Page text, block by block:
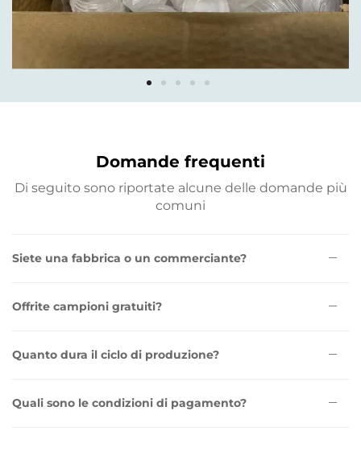
Domande frequenti
Di seguito sono riportate alcune delle domande più
comuni
Siete una fabbrica o un commerciante?
Offrite campioni gratuiti?
Quanto dura il ciclo di produzione?
Quali sono le condizioni di pagamento?